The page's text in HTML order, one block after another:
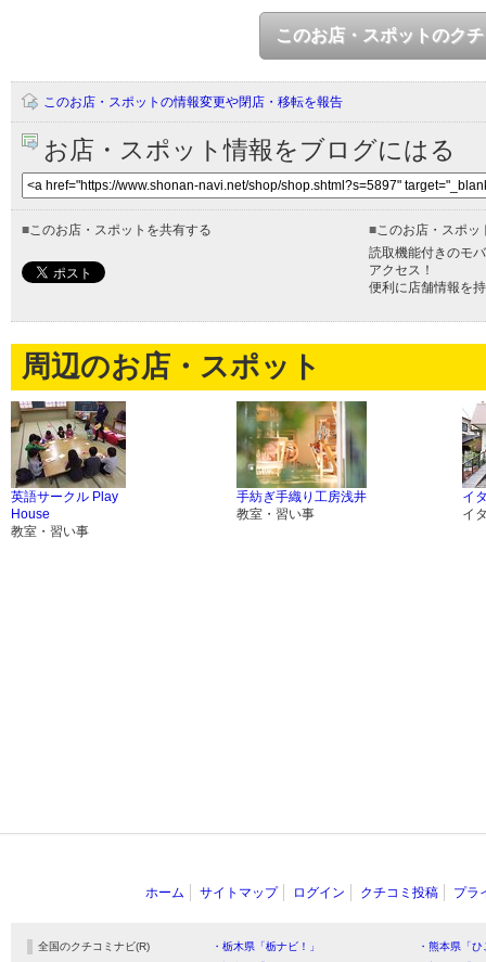
このお店・スポットのク
このお店・スポットの情報変更や閉店・移転を報告
お店・スポット情報をブログにはる
■このお店・スポットを共有する ■このお店・スポッ
読取機能付きのモ
アクセス！
便利に店舗情報を
周辺のお店・スポット
英語サークル Play
House
教室・習い事
手紡ぎ手織り工房浅井
教室・習い事
イ
イ
ホーム サイトマップ ログイン クチコミ投稿 プラ
全国のクチコミナビ(R) ・栃木県「栃ナビ！」
・熊本県「